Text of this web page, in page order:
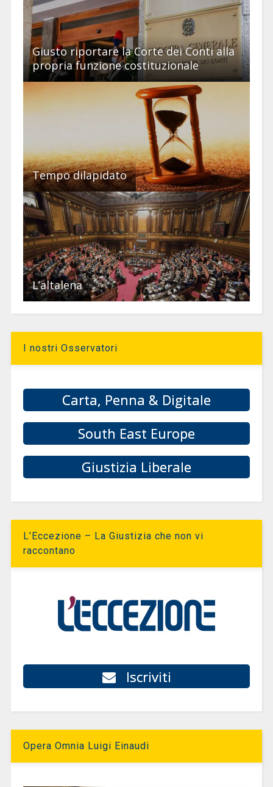
Giusto riportare la Corte dei Conti alla
propria funzione costituzionale
Tempo dilapidato
L’altalena
I nostri Osservatori
Carta, Penna & Digitale
South East Europe
Giustizia Liberale
L’Eccezione – La Giustizia che non vi
raccontano
Iscriviti
Opera Omnia Luigi Einaudi